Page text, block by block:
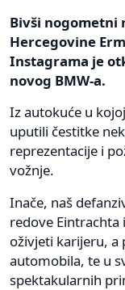
Bivši nogometni
Hercegovine
Instagrama je
novog BMW-a.
Iz autokuće u
uputili čestitke
reprezentacije i
vožnje.
Inače, naš
redove Eintrachta
oživjeti karijeru, a
automobila, te u
spektakularnih